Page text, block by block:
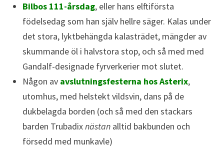
Bilbos 111-årsdag, eller hans elftiförsta
födelsedag som han själv hellre säger. Kalas under
det stora, lyktbehängda kalasträdet, mängder av
skummande öl i halvstora stop, och så med med
Gandalf-designade fyrverkerier mot slutet.
Någon av avslutningsfesterna hos Asterix,
utomhus, med helstekt vildsvin, dans på de
dukbelagda borden (och så med den stackars
barden Trubadixnästan alltid bakbunden och
försedd med munkavle)